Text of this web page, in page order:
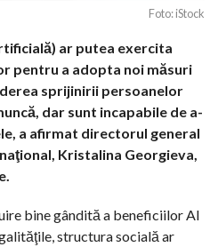
Foto: iStock
ar putea exercita
pentru a adopta noi măsuri
sprijinirii persoanelor
dar sunt incapabile de a-
a afirmat directorul general
Kristalina Georgieva,
bine gândită a beneficiilor AI
structura socială ar